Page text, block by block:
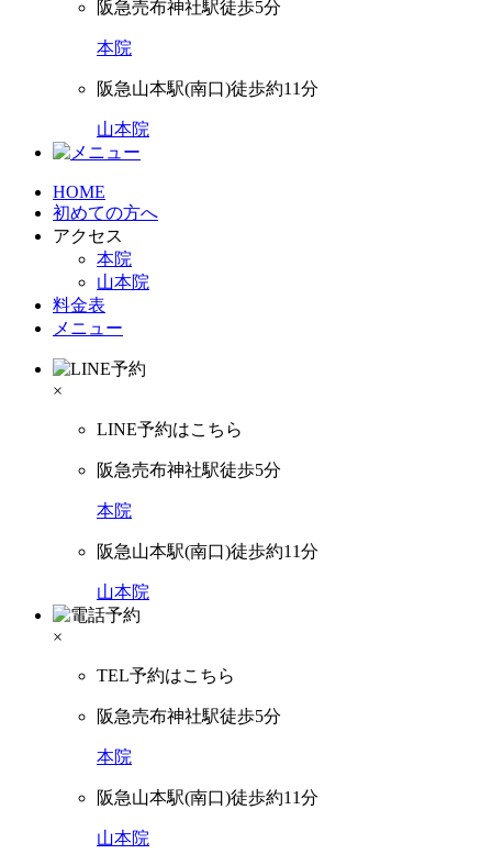
阪急売布神社駅徒歩5分
本院
阪急山本駅(南口)徒歩約11分
山本院
HOME
初めての方へ
アクセス
本院
山本院
料金表
メニュー
×
LINE予約はこちら
阪急売布神社駅徒歩5分
本院
阪急山本駅(南口)徒歩約11分
山本院
×
TEL予約はこちら
阪急売布神社駅徒歩5分
本院
阪急山本駅(南口)徒歩約11分
山本院